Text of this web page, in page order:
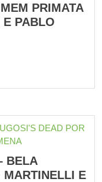
PRIMATA
E PABLO
BELA
MARTINELLI E